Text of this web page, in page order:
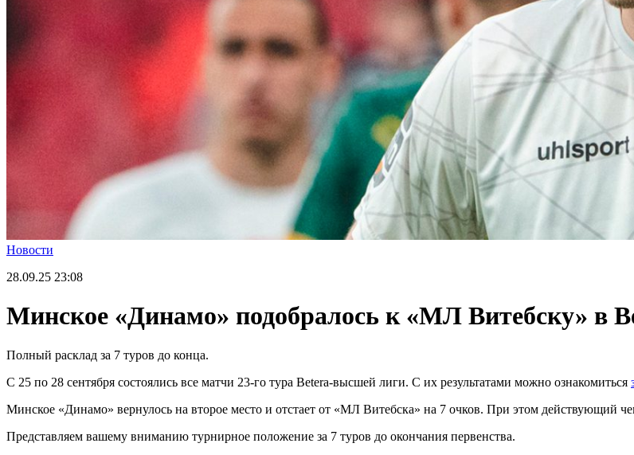
Новости
28.09.25 23:08
Минское «Динамо» подобралось к «МЛ Витебску» в
Полный расклад за 7 туров до конца.
С 25 по 28 сентября состоялись все матчи 23-го тура Betera-высшей лиги. С их результатами можно ознакомиться
Минское «Динамо» вернулось на второе место и отстает от «МЛ Витебска» на 7 очков. При этом действующий
Представляем вашему вниманию турнирное положение за 7 туров до окончания первенства.